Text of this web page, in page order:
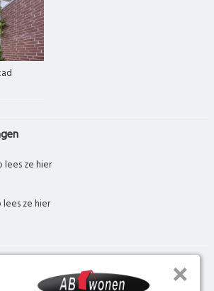
lees ze hier
ze hier